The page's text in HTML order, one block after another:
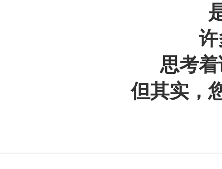
思考
但其实，